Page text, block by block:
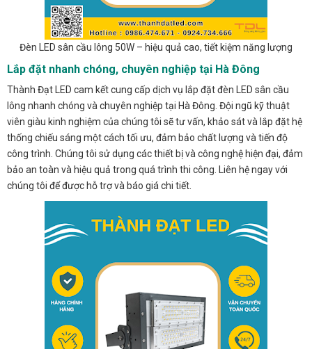
Đèn LED sân cầu lông 50W – hiệu quả cao, tiết kiệm năng lượng
Lắp đặt nhanh chóng, chuyên nghiệp tại Hà Đông
Thành Đạt LED cam kết cung cấp dịch vụ lắp đặt đèn LED sân cầu
lông nhanh chóng và chuyên nghiệp tại Hà Đông. Đội ngũ kỹ thuật
viên giàu kinh nghiệm của chúng tôi sẽ tư vấn, khảo sát và lắp đặt hệ
thống chiếu sáng một cách tối ưu, đảm bảo chất lượng và tiến độ
công trình. Chúng tôi sử dụng các thiết bị và công nghệ hiện đại, đảm
bảo an toàn và hiệu quả trong quá trình thi công. Liên hệ ngay với
chúng tôi để được hỗ trợ và báo giá chi tiết.